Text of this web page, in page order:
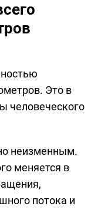
Это в
человеческого
неизменным.
меняется в
потока и